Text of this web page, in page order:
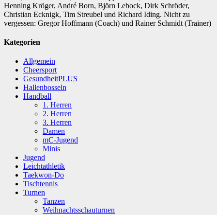
Henning Kröger, André Born, Björn Lebock, Dirk Schröder,
Christian Ecknigk, Tim Streubel und Richard Iding. Nicht zu
vergessen: Gregor Hoffmann (Coach) und Rainer Schmidt (Trainer)
Kategorien
Allgemein
Cheersport
GesundheitPLUS
Hallenbosseln
Handball
1. Herren
2. Herren
3. Herren
Damen
mC-Jugend
Minis
Jugend
Leichtathletik
Taekwon-Do
Tischtennis
Turnen
Tanzen
Weihnachtsschauturnen